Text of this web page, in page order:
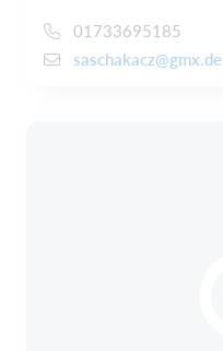
01733695185
saschakacz@gmx.de